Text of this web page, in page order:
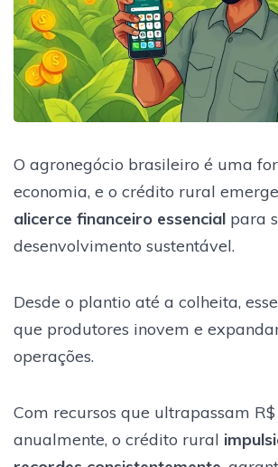
O agronegócio brasileiro é uma
economia, e o crédito rural
alicerce financeiro essencial para
desenvolvimento sustentável.
Desde o plantio até a colheita,
que produtores inovem e
operações.
Com recursos que ultrapassam
anualmente, o crédito rural